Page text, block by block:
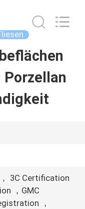
3C Certification
，GMC
，